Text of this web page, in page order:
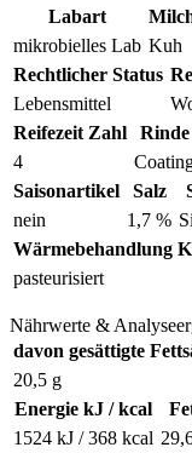
Labart
mikrobielles Lab Kuh
Rechtlicher Status
Lebensmittel
Reifezeit Zahl
4
Rinde
Saisonartikel
nein
Salz
1,7 %
Wärmebehandlung
pasteurisiert
Nährwerte &
davon gesättigte
20,5 g
Energie kJ / kcal
1524 kJ / 368 kcal